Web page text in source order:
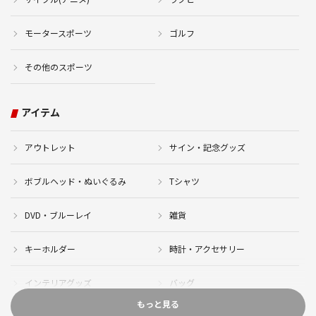
モータースポーツ ゴルフ
その他のスポーツ
アイテム
アウトレット サイン・記念グッズ
ボブルヘッド・ぬいぐるみ Tシャツ
DVD・ブルーレイ 雑貨
キーホルダー 時計・アクセサリー
インテリアグッズ バッグ
もっと見る